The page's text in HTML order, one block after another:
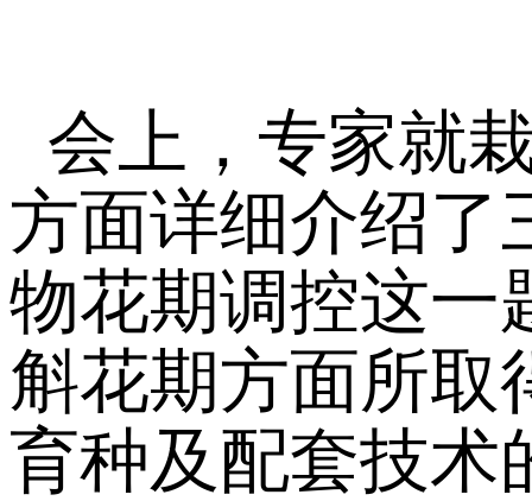
会上，专家就
方面详细介绍了
物花期调控这一
斛花期方面所取
育种及配套技术